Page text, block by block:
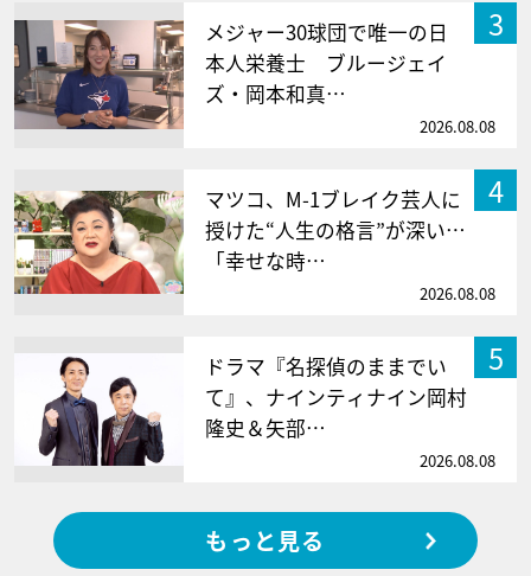
3
メジャー30球団で唯一の日
本人栄養士 ブルージェイ
ズ・岡本和真…
2026.08.08
4
マツコ、M-1ブレイク芸人に
授けた“人生の格言”が深い…
「幸せな時…
2026.08.08
5
ドラマ『名探偵のままでい
て』、ナインティナイン岡村
隆史＆矢部…
2026.08.08
もっと見る